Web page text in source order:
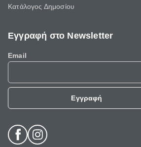
Κατάλογος Δημοσίου
Εγγραφή στο Newsletter
Email
Εγγραφή